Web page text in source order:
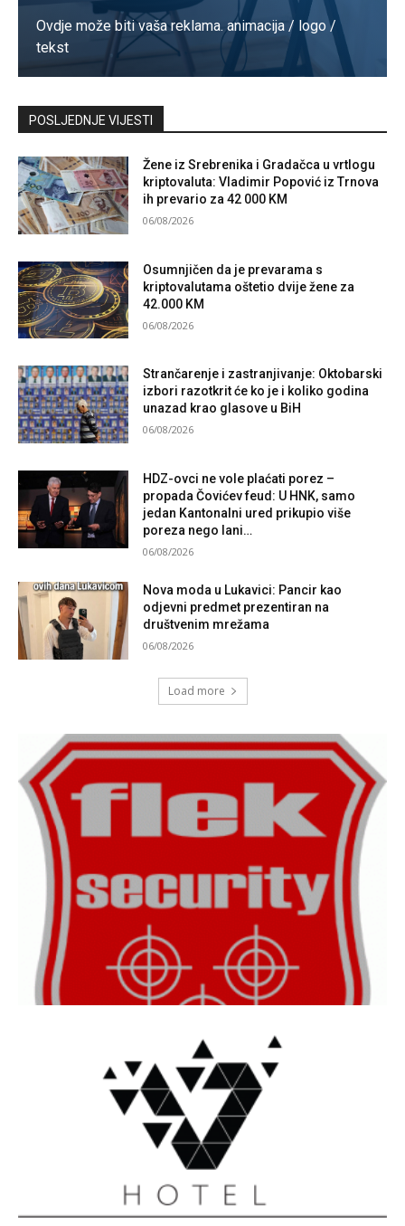
Ovdje može biti vaša reklama. animacija / logo /
tekst
Kontaktirajte nas
POSLJEDNJE VIJESTI
Žene iz Srebrenika i Gradačca u vrtlogu
kriptovaluta: Vladimir Popović iz Trnova
ih prevario za 42 000 KM
06/08/2026
Osumnjičen da je prevarama s
kriptovalutama oštetio dvije žene za
42.000 KM
06/08/2026
Strančarenje i zastranjivanje: Oktobarski
izbori razotkrit će ko je i koliko godina
unazad krao glasove u BiH
06/08/2026
HDZ-ovci ne vole plaćati porez –
propada Čovićev feud: U HNK, samo
jedan Kantonalni ured prikupio više
poreza nego lani…
06/08/2026
Nova moda u Lukavici: Pancir kao
odjevni predmet prezentiran na
društvenim mrežama
06/08/2026
Load more